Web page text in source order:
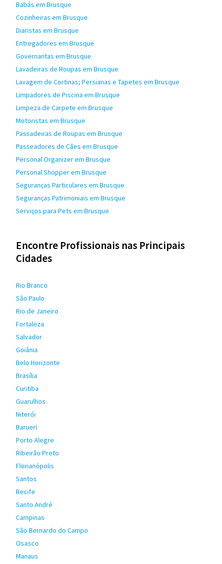
Babás em Brusque
Cozinheiras em Brusque
Diaristas em Brusque
Entregadores em Brusque
Governantas em Brusque
Lavadeiras de Roupas em Brusque
Lavagem de Cortinas; Persianas e Tapetes em Brusque
Limpadores de Piscina em Brusque
Limpeza de Carpete em Brusque
Motoristas em Brusque
Passadeiras de Roupas em Brusque
Passeadores de Cães em Brusque
Personal Organizer em Brusque
Personal Shopper em Brusque
Seguranças Particulares em Brusque
Seguranças Patrimoniais em Brusque
Serviços para Pets em Brusque
Encontre Profissionais nas Principais
Cidades
Rio Branco
São Paulo
Rio de Janeiro
Fortaleza
Salvador
Goiânia
Belo Horizonte
Brasília
Curitiba
Guarulhos
Niterói
Barueri
Porto Alegre
Ribeirão Preto
Florianópolis
Santos
Recife
Santo André
Campinas
São Bernardo do Campo
Osasco
Manaus